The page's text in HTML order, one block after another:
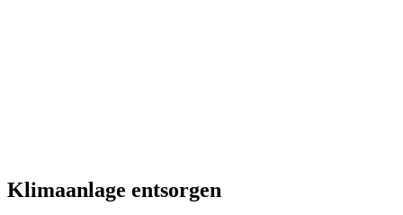
Klimaanlage entsorgen